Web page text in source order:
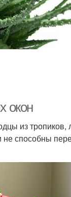
окон
из
способны